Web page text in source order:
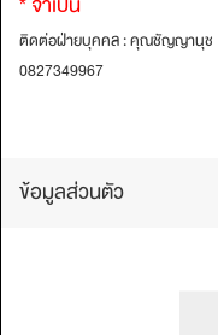
ติดต่อฝ่ายบุคคล : คุณชัญญานุช
0827349967
ข้อมูลส่วนตัว